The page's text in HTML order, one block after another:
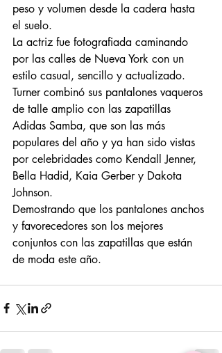
peso y volumen desde la cadera hasta
el suelo.
La actriz fue fotografiada caminando
por las calles de Nueva York con un
estilo casual, sencillo y actualizado.
Turner combinó sus pantalones vaqueros
de talle amplio con las zapatillas
Adidas Samba, que son las más
populares del año y ya han sido vistas
por celebridades como Kendall Jenner,
Bella Hadid, Kaia Gerber y Dakota
Johnson.
Demostrando que los pantalones anchos
y favorecedores son los mejores
conjuntos con las zapatillas que están
de moda este año.